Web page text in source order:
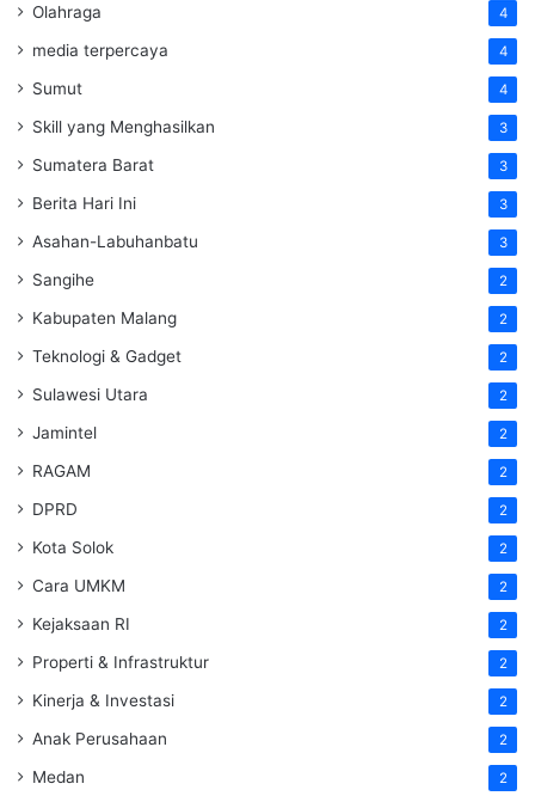
Olahraga 4
media terpercaya 4
Sumut 4
Skill yang Menghasilkan 3
Sumatera Barat 3
Berita Hari Ini 3
Asahan-Labuhanbatu 3
Sangihe 2
Kabupaten Malang 2
Teknologi & Gadget 2
Sulawesi Utara 2
Jamintel 2
RAGAM 2
DPRD 2
Kota Solok 2
Cara UMKM 2
Kejaksaan RI 2
Properti & Infrastruktur 2
Kinerja & Investasi 2
Anak Perusahaan 2
Medan 2